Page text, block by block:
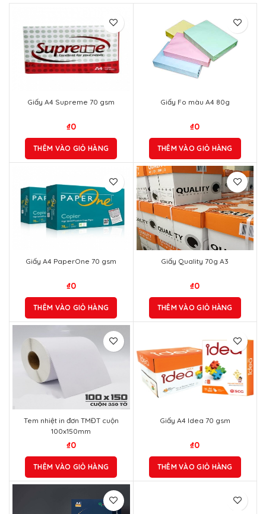
Giấy A4 Supreme 70 gsm
₫0
THÊM VÀO GIỎ HÀNG
Giấy Fo màu A4 80g
₫0
THÊM VÀO GIỎ HÀNG
Giấy A4 PaperOne 70 gsm
₫0
THÊM VÀO GIỎ HÀNG
Giấy Quality 70g A3
₫0
THÊM VÀO GIỎ HÀNG
Tem nhiệt in đơn TMĐT cuộn
100x150mm
₫0
THÊM VÀO GIỎ HÀNG
Giấy A4 Idea 70 gsm
₫0
THÊM VÀO GIỎ HÀNG